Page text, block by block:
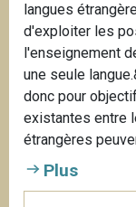
langues
d'exploiter les
l'enseignement
une seule
donc pour
existantes entre
étrangères
Plus